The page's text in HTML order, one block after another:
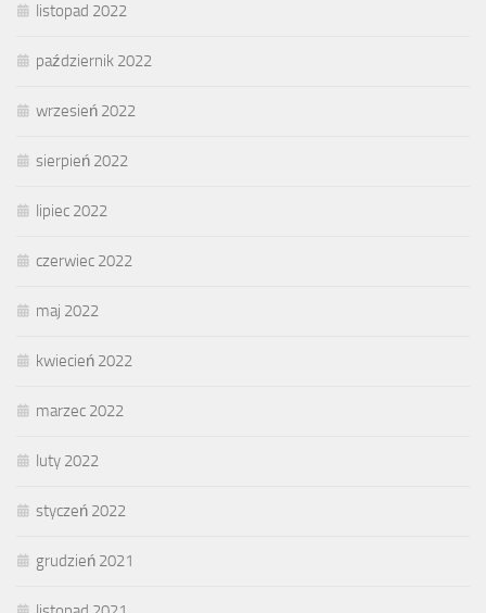
listopad 2022
październik 2022
wrzesień 2022
sierpień 2022
lipiec 2022
czerwiec 2022
maj 2022
kwiecień 2022
marzec 2022
luty 2022
styczeń 2022
grudzień 2021